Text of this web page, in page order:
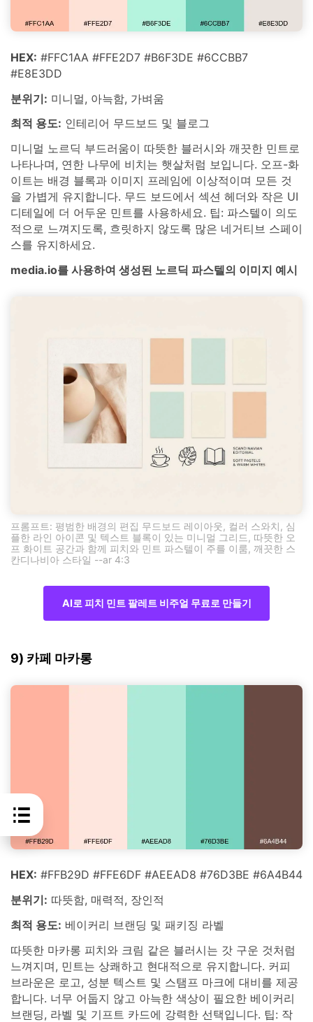
HEX: #FFC1AA #FFE2D7 #B6F3DE #6CCBB7
#E8E3DD
분위기: 미니멀, 아늑함, 가벼움
최적 용도: 인테리어 무드보드 및 블로그
미니멀 노르딕 부드러움이 따뜻한 블러시와 깨끗한 민트로
나타나며, 연한 나무에 비치는 햇살처럼 보입니다. 오프-화
이트는 배경 블록과 이미지 프레임에 이상적이며 모든 것
을 가볍게 유지합니다. 무드 보드에서 섹션 헤더와 작은 UI
디테일에 더 어두운 민트를 사용하세요. 팁: 파스텔이 의도
적으로 느껴지도록, 흐릿하지 않도록 많은 네거티브 스페이
스를 유지하세요.
media.io를 사용하여 생성된 노르딕 파스텔의 이미지 예시
프롬프트: 평범한 배경의 편집 무드보드 레이아웃, 컬러 스와치, 심
플한 라인 아이콘 및 텍스트 블록이 있는 미니멀 그리드, 따뜻한 오
프 화이트 공간과 함께 피치와 민트 파스텔이 주를 이룸, 깨끗한 스
칸디나비아 스타일 --ar 4:3
AI로 피치 민트 팔레트 비주얼 무료로 만들기
9) 카페 마카롱
HEX: #FFB29D #FFE6DF #AEEAD8 #76D3BE #6A4B44
분위기: 따뜻함, 매력적, 장인적
최적 용도: 베이커리 브랜딩 및 패키징 라벨
따뜻한 마카롱 피치와 크림 같은 블러시는 갓 구운 것처럼
느껴지며, 민트는 상쾌하고 현대적으로 유지합니다. 커피
브라운은 로고, 성분 텍스트 및 스탬프 마크에 대비를 제공
합니다. 너무 어둡지 않고 아늑한 색상이 필요한 베이커리
브랜딩, 라벨 및 기프트 카드에 강력한 선택입니다. 팁: 작